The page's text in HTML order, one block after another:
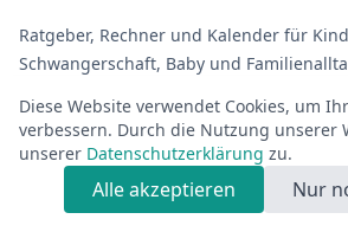
Ratgeber, Rechner und Kalender für
Schwangerschaft, Baby und
RATGEBER
Kinderwunsch
Schwangerschaft
Diese Website verwendet Cookies, um
verbessern. Durch die Nutzung unserer
unserer Datenschutzerklärung zu.
Alle akzeptieren Nur